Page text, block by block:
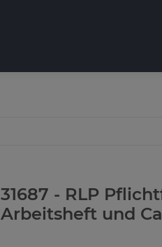
31687 - RLP
Arbeitsheft und